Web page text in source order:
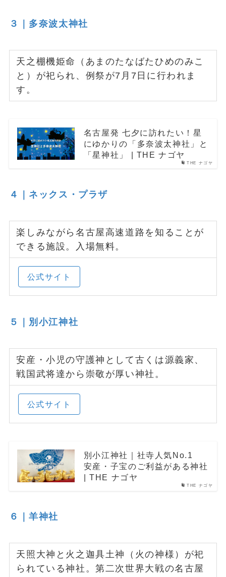
３｜多奈波太神社
天之棚機姫命（あまのたなばたひめのみこ
と）が祀られ、例祭が7月7日に行われま
す。
THE ナゴヤ
名古屋発 七夕に訪れたい！星
にゆかりの「多奈波太神社」と
「星神社」 | THE ナゴヤ
４｜ネックス・プラザ
楽しみながら名古屋高速道路を知ることが
できる施設。入場無料。
公式サイト
５｜別小江神社
安産・小児の守護神として古くは源義家、
戦国武将達から崇敬が厚い神社。
公式サイト
THE ナゴヤ
別小江神社｜社寺人気No.1
安産・子宝のご利益がある神社
| THE ナゴヤ
６｜羊神社
天照大神と火之迦具土神（火の神様）が祀
られている神社。第二次世界大戦の名古屋